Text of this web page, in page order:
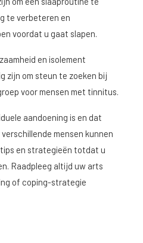
te verbeteren en
voordat u gaat slapen.
en isolement
zijn om steun te zoeken bij
voor mensen met tinnitus.
aandoening is en dat
mensen kunnen
en strategieën totdat u
Raadpleeg altijd uw arts
of coping-strategie